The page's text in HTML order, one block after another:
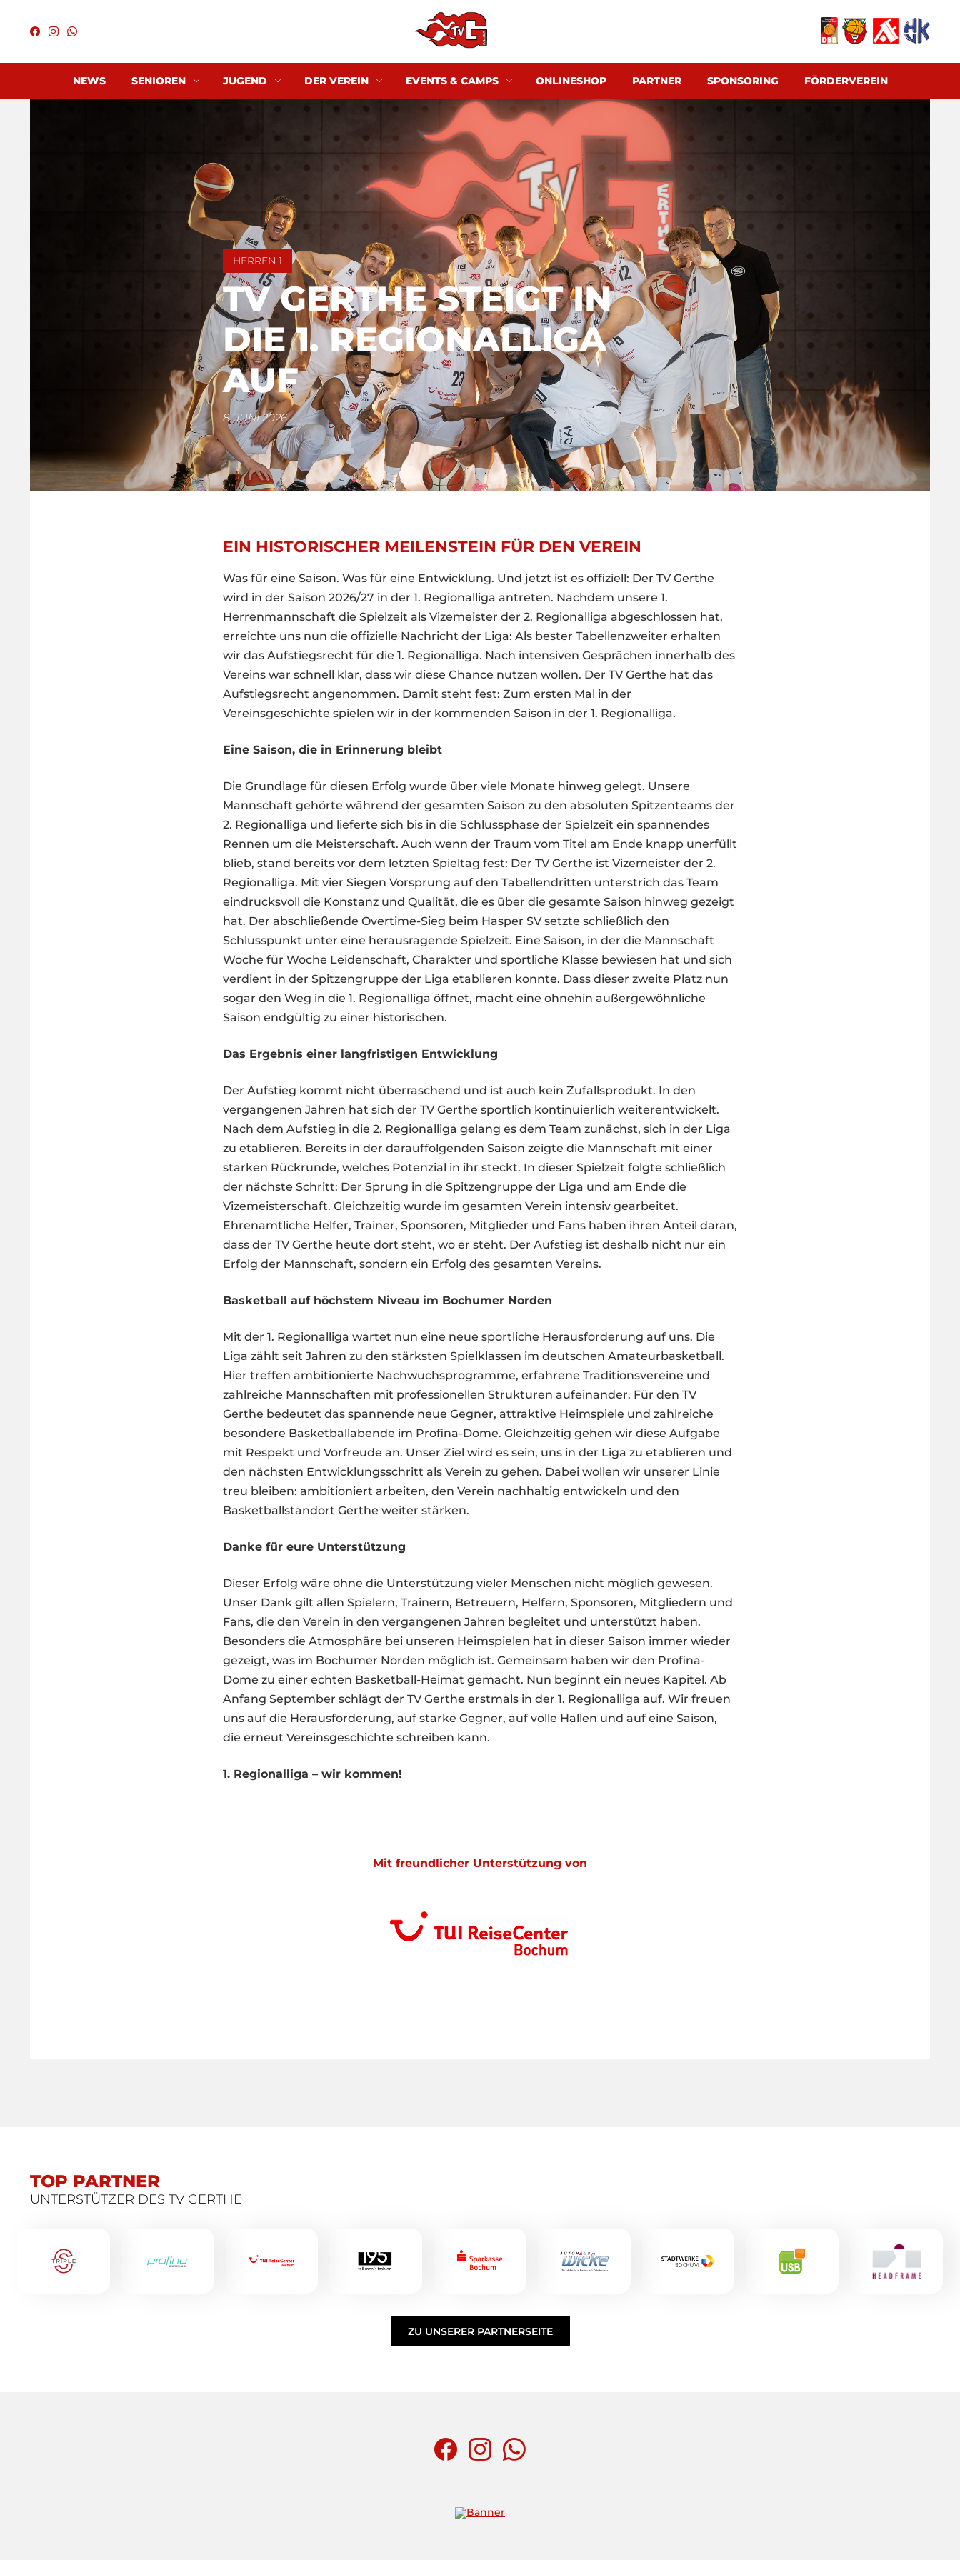
NEWS SENIOREN JUGEND DER VEREIN EVENTS & CAMPS ONLINESHOP PARTNER SPONSORING FÖRDERVEREIN
HERREN 1
TV GERTHE STEIGT IN
DIE 1. REGIONALLIGA
AUF
8. JUNI 2026
EIN HISTORISCHER MEILENSTEIN FÜR DEN VEREIN
Was für eine Saison. Was für eine Entwicklung. Und jetzt ist es offiziell: Der TV Gerthe
wird in der Saison 2026/27 in der 1. Regionalliga antreten. Nachdem unsere 1.
Herrenmannschaft die Spielzeit als Vizemeister der 2. Regionalliga abgeschlossen hat,
erreichte uns nun die offizielle Nachricht der Liga: Als bester Tabellenzweiter erhalten
wir das Aufstiegsrecht für die 1. Regionalliga. Nach intensiven Gesprächen innerhalb des
Vereins war schnell klar, dass wir diese Chance nutzen wollen. Der TV Gerthe hat das
Aufstiegsrecht angenommen. Damit steht fest: Zum ersten Mal in der
Vereinsgeschichte spielen wir in der kommenden Saison in der 1. Regionalliga.
Eine Saison, die in Erinnerung bleibt
Die Grundlage für diesen Erfolg wurde über viele Monate hinweg gelegt. Unsere
Mannschaft gehörte während der gesamten Saison zu den absoluten Spitzenteams der
2. Regionalliga und lieferte sich bis in die Schlussphase der Spielzeit ein spannendes
Rennen um die Meisterschaft. Auch wenn der Traum vom Titel am Ende knapp unerfüllt
blieb, stand bereits vor dem letzten Spieltag fest: Der TV Gerthe ist Vizemeister der 2.
Regionalliga. Mit vier Siegen Vorsprung auf den Tabellendritten unterstrich das Team
eindrucksvoll die Konstanz und Qualität, die es über die gesamte Saison hinweg gezeigt
hat. Der abschließende Overtime-Sieg beim Hasper SV setzte schließlich den
Schlusspunkt unter eine herausragende Spielzeit. Eine Saison, in der die Mannschaft
Woche für Woche Leidenschaft, Charakter und sportliche Klasse bewiesen hat und sich
verdient in der Spitzengruppe der Liga etablieren konnte. Dass dieser zweite Platz nun
sogar den Weg in die 1. Regionalliga öffnet, macht eine ohnehin außergewöhnliche
Saison endgültig zu einer historischen.
Das Ergebnis einer langfristigen Entwicklung
Der Aufstieg kommt nicht überraschend und ist auch kein Zufallsprodukt. In den
vergangenen Jahren hat sich der TV Gerthe sportlich kontinuierlich weiterentwickelt.
Nach dem Aufstieg in die 2. Regionalliga gelang es dem Team zunächst, sich in der Liga
zu etablieren. Bereits in der darauffolgenden Saison zeigte die Mannschaft mit einer
starken Rückrunde, welches Potenzial in ihr steckt. In dieser Spielzeit folgte schließlich
der nächste Schritt: Der Sprung in die Spitzengruppe der Liga und am Ende die
Vizemeisterschaft. Gleichzeitig wurde im gesamten Verein intensiv gearbeitet.
Ehrenamtliche Helfer, Trainer, Sponsoren, Mitglieder und Fans haben ihren Anteil daran,
dass der TV Gerthe heute dort steht, wo er steht. Der Aufstieg ist deshalb nicht nur ein
Erfolg der Mannschaft, sondern ein Erfolg des gesamten Vereins.
Basketball auf höchstem Niveau im Bochumer Norden
Mit der 1. Regionalliga wartet nun eine neue sportliche Herausforderung auf uns. Die
Liga zählt seit Jahren zu den stärksten Spielklassen im deutschen Amateurbasketball.
Hier treffen ambitionierte Nachwuchsprogramme, erfahrene Traditionsvereine und
zahlreiche Mannschaften mit professionellen Strukturen aufeinander. Für den TV
Gerthe bedeutet das spannende neue Gegner, attraktive Heimspiele und zahlreiche
besondere Basketballabende im Profina-Dome. Gleichzeitig gehen wir diese Aufgabe
mit Respekt und Vorfreude an. Unser Ziel wird es sein, uns in der Liga zu etablieren und
den nächsten Entwicklungsschritt als Verein zu gehen. Dabei wollen wir unserer Linie
treu bleiben: ambitioniert arbeiten, den Verein nachhaltig entwickeln und den
Basketballstandort Gerthe weiter stärken.
Danke für eure Unterstützung
Dieser Erfolg wäre ohne die Unterstützung vieler Menschen nicht möglich gewesen.
Unser Dank gilt allen Spielern, Trainern, Betreuern, Helfern, Sponsoren, Mitgliedern und
Fans, die den Verein in den vergangenen Jahren begleitet und unterstützt haben.
Besonders die Atmosphäre bei unseren Heimspielen hat in dieser Saison immer wieder
gezeigt, was im Bochumer Norden möglich ist. Gemeinsam haben wir den Profina-
Dome zu einer echten Basketball-Heimat gemacht. Nun beginnt ein neues Kapitel. Ab
Anfang September schlägt der TV Gerthe erstmals in der 1. Regionalliga auf. Wir freuen
uns auf die Herausforderung, auf starke Gegner, auf volle Hallen und auf eine Saison,
die erneut Vereinsgeschichte schreiben kann.
1. Regionalliga – wir kommen!
Mit freundlicher Unterstützung von
TOP PARTNER
UNTERSTÜTZER DES TV GERTHE
ZU UNSERER PARTNERSEITE